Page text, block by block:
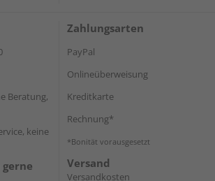
Beratung,
keine
Zahlungsarten
PayPal
Onlineüberweisung
Kreditkarte
Rechnung*
*Bonität vorausgesetzt
Versand
Versandkosten